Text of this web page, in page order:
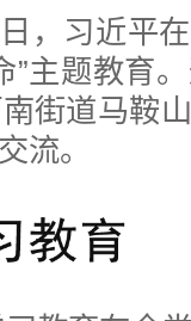
，习近平
”主题教育
街道马鞍
流。